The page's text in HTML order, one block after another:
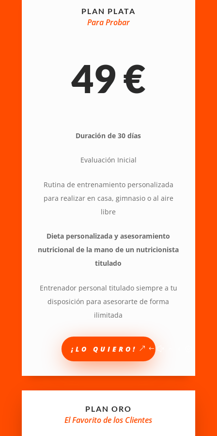
PLAN PLATA
Para Probar
49 €
Duración de 30 días
Evaluación Inicial
Rutina de entrenamiento personalizada
para realizar en casa, gimnasio o al aire
libre
Dieta personalizada y asesoramiento
nutricional de la mano de un nutricionista
titulado
Entrenador personal titulado siempre a tu
disposición para asesorarte de forma
ilimitada
¡LO QUIERO!
PLAN ORO
El Favorito de los Clientes